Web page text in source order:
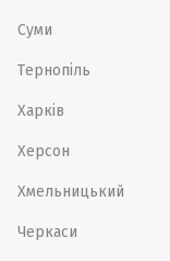
Суми
Тернопіль
Харків
Херсон
Хмельницький
Черкаси